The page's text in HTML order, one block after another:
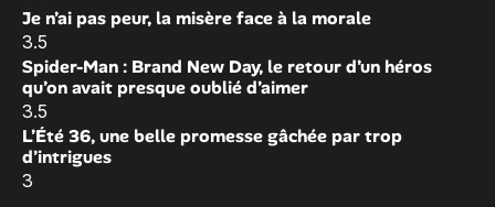
Je n’ai pas peur, la misère face à la morale
3.5
Spider-Man : Brand New Day, le retour d’un héros
qu’on avait presque oublié d’aimer
3.5
L’Été 36, une belle promesse gâchée par trop
d’intrigues
3